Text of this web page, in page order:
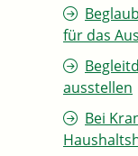
für das
ausstellen
Bei